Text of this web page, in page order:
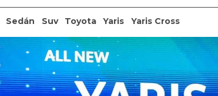
Sedán Suv Toyota Yaris Yaris Cross